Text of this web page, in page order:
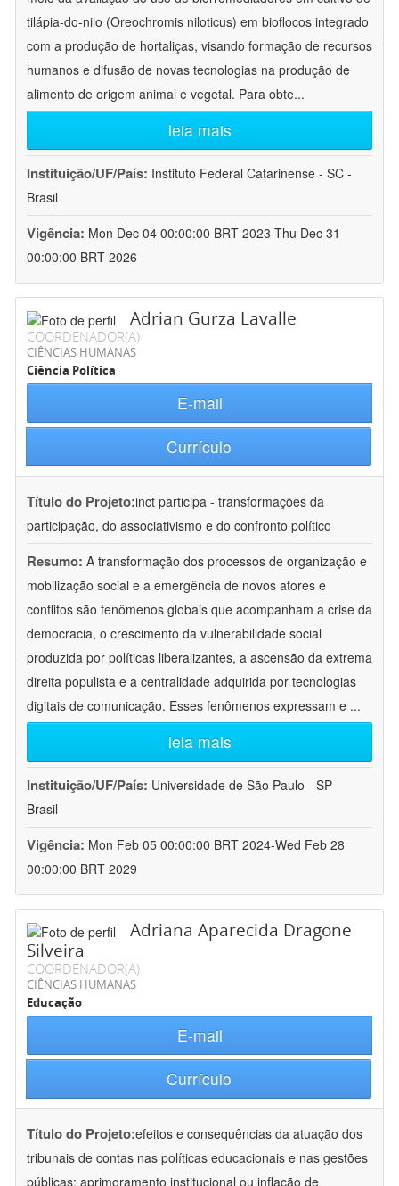
tilápia-do-nilo (Oreochromis niloticus) em bioflocos integrado
com a produção de hortaliças, visando formação de recursos
humanos e difusão de novas tecnologias na produção de
alimento de origem animal e vegetal. Para obte...
leia mais
Instituição/UF/País: Instituto Federal Catarinense - SC -
Brasil
Vigência: Mon Dec 04 00:00:00 BRT 2023-Thu Dec 31
00:00:00 BRT 2026
Adrian Gurza Lavalle
COORDENADOR(A)
CIÊNCIAS HUMANAS
Ciência Política
E-mail
Currículo
Título do Projeto:inct participa - transformações da
participação, do associativismo e do confronto político
Resumo: A transformação dos processos de organização e
mobilização social e a emergência de novos atores e
conflitos são fenômenos globais que acompanham a crise da
democracia, o crescimento da vulnerabilidade social
produzida por políticas liberalizantes, a ascensão da extrema
direita populista e a centralidade adquirida por tecnologias
digitais de comunicação. Esses fenômenos expressam e ...
leia mais
Instituição/UF/País: Universidade de São Paulo - SP -
Brasil
Vigência: Mon Feb 05 00:00:00 BRT 2024-Wed Feb 28
00:00:00 BRT 2029
Adriana Aparecida Dragone
Silveira
COORDENADOR(A)
CIÊNCIAS HUMANAS
Educação
E-mail
Currículo
Título do Projeto:efeitos e consequências da atuação dos
tribunais de contas nas políticas educacionais e nas gestões
públicas: aprimoramento institucional ou inflação de